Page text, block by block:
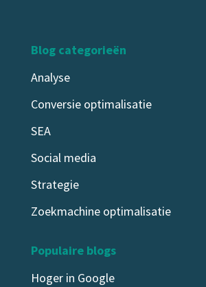
Blog categorieën
Analyse
Conversie optimalisatie
SEA
Social media
Strategie
Zoekmachine optimalisatie
Populaire blogs
Hoger in Google